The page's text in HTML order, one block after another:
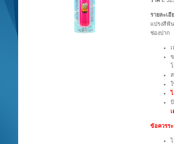
รายละเอี
แปรงสีฟั
ช่องปาก
ข้อควรระ